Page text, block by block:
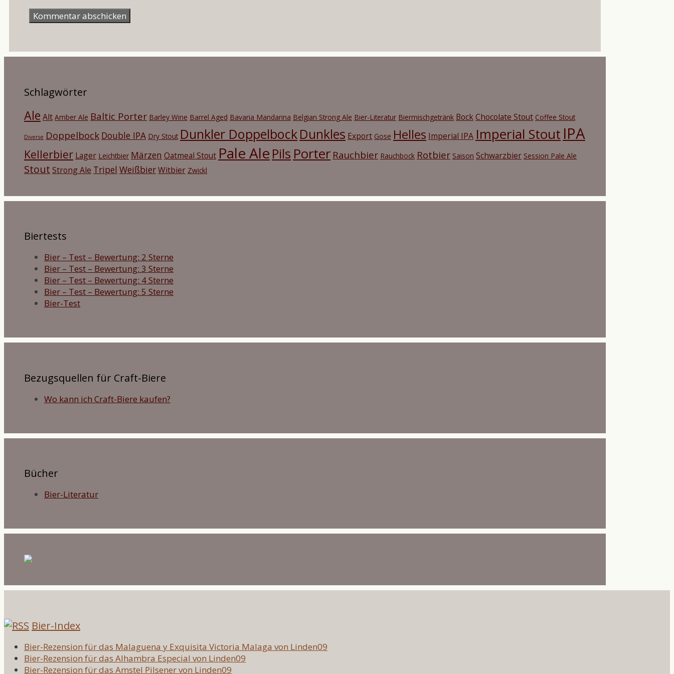
Mail-
Schlagwörter
Ale Alt Amber Ale Baltic Porter Barley Wine Barrel Aged Bavaria Mandarina Belgian Strong Ale Bier-Literatur Biermischgetränk BockChocolate Stout Coffee Stout
Diverse Doppelbock Double IPA Dry Stout Dunkler DoppelbockDunkles Export Gose Helles Imperial IPA Imperial Stout IPA
Kellerbier Lager Leichtbier Märzen Oatmeal Stout Pale Ale Pils Porter Rauchbier Rauchbock Rotbier Saison Schwarzbier Session Pale Ale
Stout Strong Ale Tripel WeißbierWitbier Zwickl
Biertests
Bier – Test – Bewertung: 2 Sterne
Bier – Test – Bewertung: 3 Sterne
Bier – Test – Bewertung: 4 Sterne
Bier – Test – Bewertung: 5 Sterne
Bier-Test
Bezugsquellen für Craft-Biere
Wo kann ich Craft-Biere kaufen?
Bücher
Bier-Literatur
Bier-Index
Bier-Rezension für das Malaguena y Exquisita Victoria Malaga von Linden09
Bier-Rezension für das Alhambra Especial von Linden09
Bier-Rezension für das Amstel Pilsener von Linden09